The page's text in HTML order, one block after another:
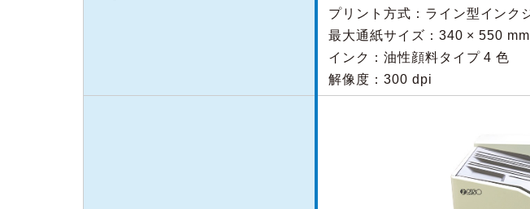
プリント方式：ライン型インク
最大通紙サイズ：340 × 550 mm
インク：油性顔料タイプ 4 色
解像度：300 dpi